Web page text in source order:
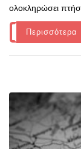
ολοκληρώσει
Περισσότερα